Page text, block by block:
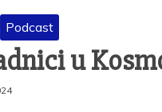
Podcast
u